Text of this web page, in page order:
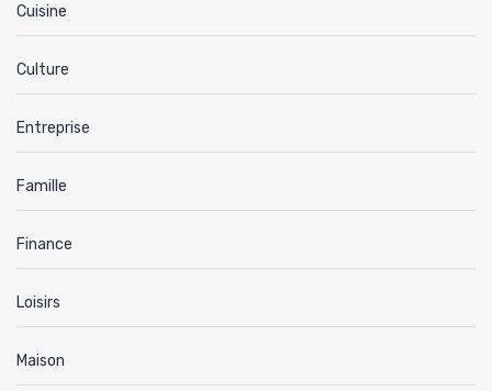
Cuisine
Culture
Entreprise
Famille
Finance
Loisirs
Maison